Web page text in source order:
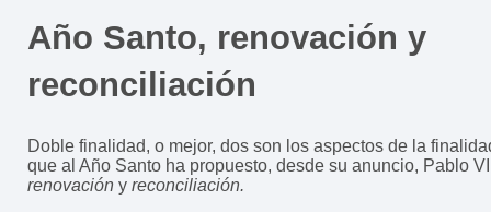
Año Santo, renovación y
reconciliación
Doble finalidad, o mejor, dos son los aspectos de la
que al Año Santo ha propuesto, desde su anuncio, Pablo
renovación y reconciliación.